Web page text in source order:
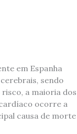
em Espanha
sendo
a maioria dos
ocorre a
causa de morte